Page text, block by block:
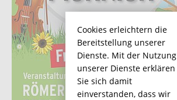
Cookies erleichtern die
Bereitstellung unserer
Dienste. Mit der Nutzung
unserer Dienste erklären
Sie sich damit
einverstanden, dass wir